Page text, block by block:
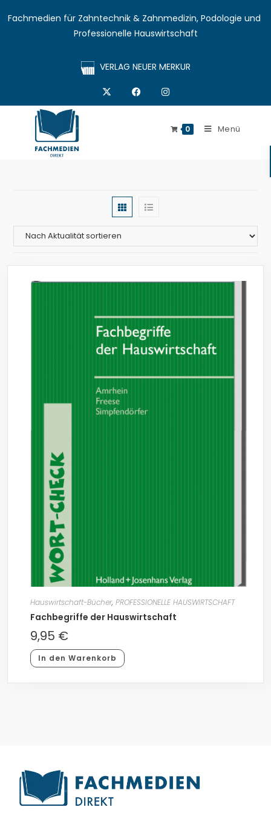
Fachmedien für Zahntechnik & Zahnmedizin, Podologie und
Professionelle Hauswirtschaft
VERLAG NEUER MERKUR
0 Menü
Hauswirtschaft-Bücher, PROFESSIONELLE HAUSWIRTSCHAFT
Fachbegriffe der Hauswirtschaft
9,95 €
In den Warenkorb